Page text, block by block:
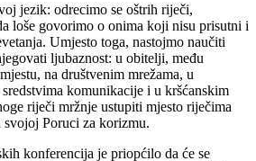
jezik: odrecimo se oštrih riječi,
loše govorimo o onima koji nisu prisutni i
Umjesto toga, nastojmo naučiti
ljubaznost: u obitelji, među
na društvenim mrežama, u
komunikacije i u kršćanskim
riječi mržnje ustupiti mjesto riječima
svojoj Poruci za korizmu.
konferencija je priopćilo da će se